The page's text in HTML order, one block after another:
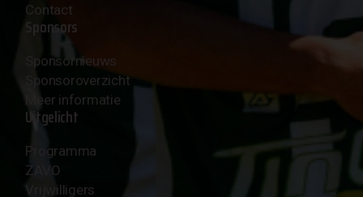
Contact
Sponsors
Sponsornieuws
Sponsoroverzicht
Meer informatie
Uitgelicht
Programma
ZAVO
Vrijwilligers